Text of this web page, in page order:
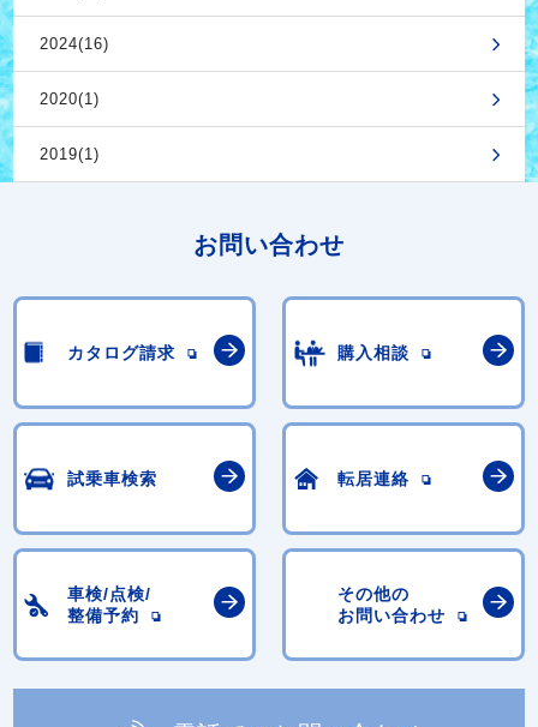
2024(16)
2020(1)
2019(1)
お問い合わせ
カタログ請求 購入相談
試乗車検索 転居連絡
車検/点検/
整備予約
その他の
お問い合わせ